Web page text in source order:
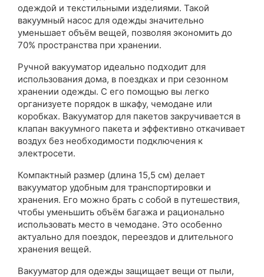
одеждой и текстильными изделиями. Такой
вакуумный насос для одежды значительно
уменьшает объём вещей, позволяя экономить до
70% пространства при хранении.
Ручной вакууматор идеально подходит для
использования дома, в поездках и при сезонном
хранении одежды. С его помощью вы легко
организуете порядок в шкафу, чемодане или
коробках. Вакууматор для пакетов закручивается в
клапан вакуумного пакета и эффективно откачивает
воздух без необходимости подключения к
электросети.
Компактный размер (длина 15,5 см) делает
вакууматор удобным для транспортировки и
хранения. Его можно брать с собой в путешествия,
чтобы уменьшить объём багажа и рационально
использовать место в чемодане. Это особенно
актуально для поездок, переездов и длительного
хранения вещей.
Вакууматор для одежды защищает вещи от пыли,